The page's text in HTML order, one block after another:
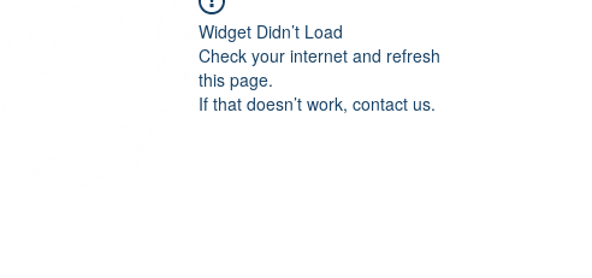
Widget Didn’t Load
Check your internet and refresh
this page.
If that doesn’t work, contact us.